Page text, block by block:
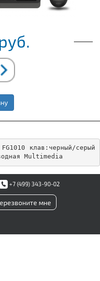
клав:черный/серый
Multimedia
+7 (499) 343-90-02
мне